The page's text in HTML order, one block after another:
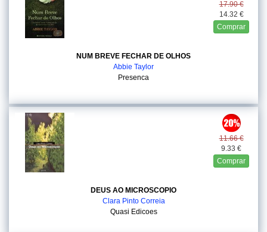
17.90 €
14.32 €
Comprar
NUM BREVE FECHAR DE OLHOS
Abbie Taylor
Presenca
11.66 €
9.33 €
Comprar
DEUS AO MICROSCOPIO
Clara Pinto Correia
Quasi Edicoes